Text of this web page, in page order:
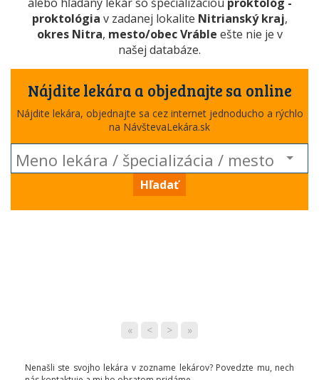
proktológia v zadanej lokalite Nitrianský kraj,
okres Nitra, mesto/obec Vráble ešte nie je v
našej databáze.
Nájdite lekára a objednajte sa online
Nájdite lekára, objednajte sa cez internet jednoducho a rýchlo
na NávštevaLekára.sk
Hľadať
« < > »
Nenašli ste svojho lekára v zozname lekárov? Povedzte mu, nech